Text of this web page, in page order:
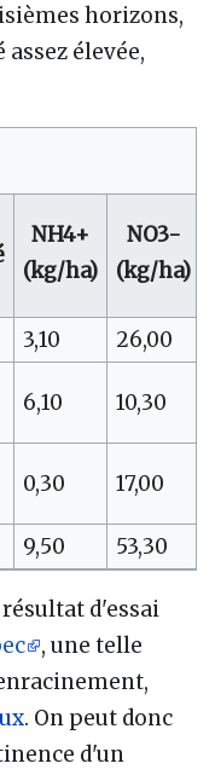
horizons,
élevée,
NH4+
(kg/ha)
NO3-
(kg/ha)
3,10 26,00
6,10 10,30
0,30 17,00
9,50 53,30
d'essai
, une telle
. On peut donc
d'un